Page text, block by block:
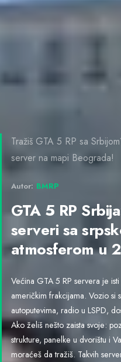
Tražiš GTA 5 RP sa
server na mapi Beograda!
Autor: BMRP
GTA 5 RP
serveri sa
atmosferom u
Većina GTA 5 RP servera je isti
američkim frakcijama. Vozio si
autoputevima, radio u LSPD,
Ako želiš nešto zaista svoje:
strukture, panelke u dvorištu i
moraćeš da tražiš. Takvih